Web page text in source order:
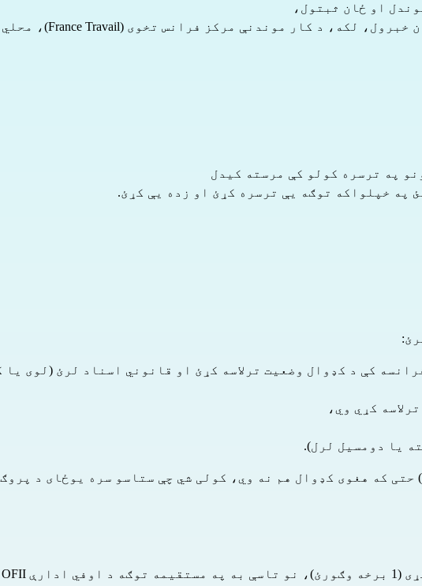
او ځان ثبتول،
په ترسره کولو کې مرسته کیدل
په خپلواکه توګه یې ترسره کړئ او زده یې کړئ.
کړي وي،
که هغوی کډوال هم نه وي، کولی شي چې ستاسو سره یوځای د
OFII